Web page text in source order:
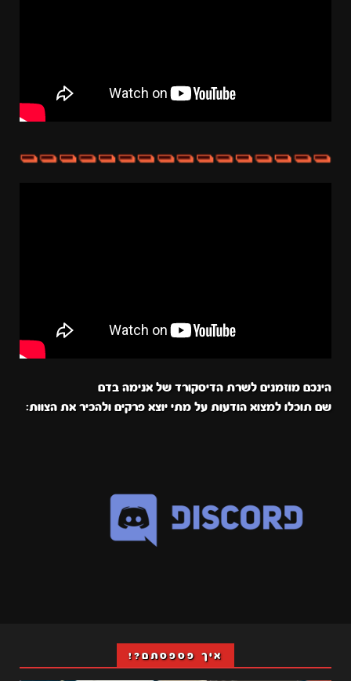
הינכם מוזמנים לשרת הדיסקורד של אנימה בדם
שם תוכלו למצוא הודעות על מתי יוצא פרקים ולהכיר את הצוות:
איך פספסתם?!